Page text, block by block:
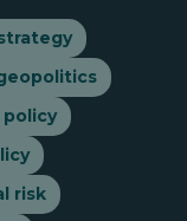
policy
risk